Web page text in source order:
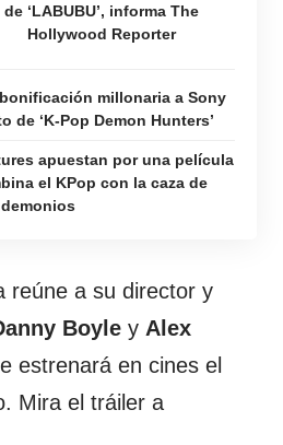
de ‘LABUBU’, informa The
Hollywood Reporter
millonaria a Sony
de ‘K-Pop Demon Hunters’
apuestan por una película
el KPop con la caza de
demonios
reúne a su director y
Boyle y Alex
estrenará en cines el
Mira el tráiler a